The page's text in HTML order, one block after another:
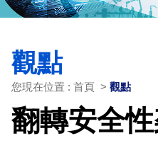
觀點
您現在位置 : 首頁 > 觀點
翻轉安全性